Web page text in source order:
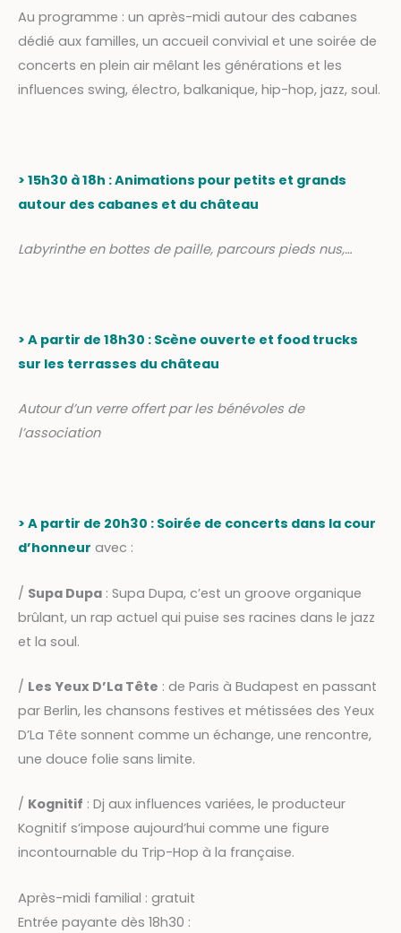
Au programme : un après-midi autour des cabanes
dédié aux familles, un accueil convivial et une soirée de
concerts en plein air mêlant les générations et les
influences swing, électro, balkanique, hip-hop, jazz, soul.
> 15h30 à 18h : Animations pour petits et grands
autour des cabanes et du château
Labyrinthe en bottes de paille, parcours pieds nus,…
> A partir de 18h30 : Scène ouverte et food trucks
sur les terrasses du château
Autour d’un verre offert par les bénévoles de
l’association
> A partir de 20h30 : Soirée de concerts dans la cour
d’honneur avec :
/ Supa Dupa : Supa Dupa, c’est un groove organique
brûlant, un rap actuel qui puise ses racines dans le jazz
et la soul.
/ Les Yeux D’La Tête : de Paris à Budapest en passant
par Berlin, les chansons festives et métissées des Yeux
D’La Tête sonnent comme un échange, une rencontre,
une douce folie sans limite.
/ Kognitif : Dj aux influences variées, le producteur
Kognitif s’impose aujourd’hui comme une figure
incontournable du Trip-Hop à la française.
Après-midi familial : gratuit
Entrée payante dès 18h30 :